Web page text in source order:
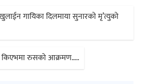
गायिका दिलमाया सुनारकाे मृ’त्युको
किएभमा रुसको आक्रमण…..